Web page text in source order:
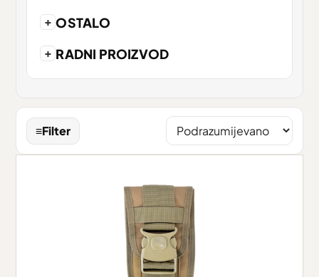
+ OSTALO
+ RADNI PROIZVOD
≡Filter